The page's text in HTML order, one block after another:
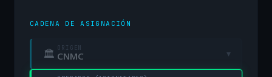
CADENA DE ASIGNACIÓN
🏛 ORIGEN
CNMC ▾